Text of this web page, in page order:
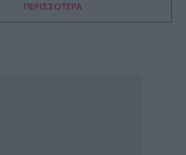
ΠΕΡΙΣΣΟΤΕΡΑ